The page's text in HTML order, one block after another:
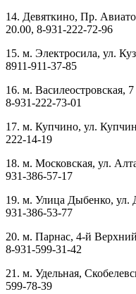
14. Девяткино, Пр.
20.00, 8-931-222-72-96
15. м. Электросила, ул.
8911-911-37-85
16. м. Василеостровская,
8-931-222-73-01
17. м. Купчино, ул.
222-14-19
18. м. Московская, ул.
931-386-57-17
19. м. Улица Дыбенко, ул.
931-386-53-77
20. м. Парнас, 4-й
8-931-599-31-42
21. м. Удельная,
599-78-39